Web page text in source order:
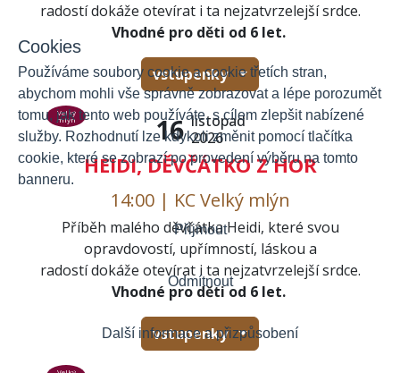
radostí dokáže otevírat i ta nejzatvrzelejší srdce.
Vhodné pro děti od 6 let.
vstupenky
16 listopad
2026
HEIDI, DĚVČÁTKO Z HOR
Velký
mlýn
14:00 | KC Velký mlýn
Příběh malého děvčátka Heidi, které svou
opravdovostí, upřímností, láskou a
radostí dokáže otevírat i ta nejzatvrzelejší srdce.
Vhodné pro děti od 6 let.
vstupenky
Cookies
Používáme soubory cookie a cookie třetích stran,
abychom mohli vše správně zobrazovat a lépe porozumět
tomu, jak tento web používáte, s cílem zlepšit nabízené
služby. Rozhodnutí lze kdykoli změnit pomocí tlačítka
cookie, které se zobrazí po provedení výběru na tomto
banneru.
Přijmout
Odmítnout
Další informace a přizpůsobení